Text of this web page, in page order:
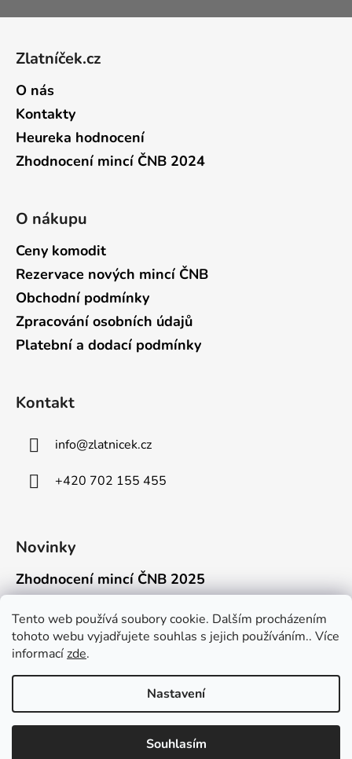
Tento web používá soubory cookie. Dalším procházením
tohoto webu vyjadřujete souhlas s jejich používáním.. Více
informacízde.
Nastavení
Souhlasím
Zlatníček.cz
O nás
Kontakty
Heureka hodnocení
Zhodnocení mincí ČNB 2024
O nákupu
Ceny komodit
Rezervace nových mincí ČNB
Obchodní podmínky
Zpracování osobních údajů
Platební a dodací podmínky
Kontakt
info@zlatnicek.cz
+420 702 155 455
Novinky
Zhodnocení mincí ČNB 2025
Připravili jsme pro vás jednoduchý a př...
Mýty o přepravě zlatých mincí mimo EU
Kdo někdy držel v ruce zlatou minci Wie...
Vytvořil Shoptet